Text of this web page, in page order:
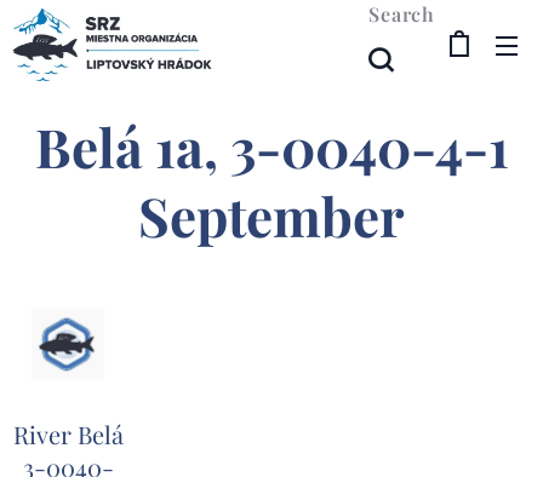
Search
Belá 1a, 3-0040-4-1
September
River Belá
3-0040-